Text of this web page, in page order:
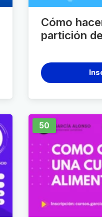
Cómo
partición
50